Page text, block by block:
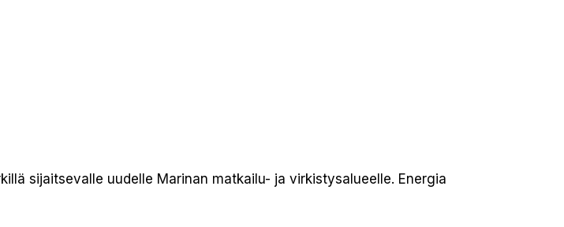
sijaitsevalle uudelle Marinan matkailu- ja virkistysalueelle. Energia